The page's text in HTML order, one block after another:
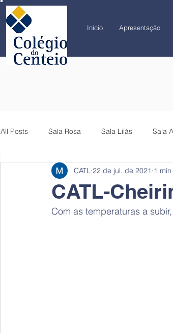
Início Apresentação
All Posts Sala Rosa Sala Lilás Sala
5.º ano 6.º ano CATL
CATL-
CATL 22 de jul. de 2021 1
Com as temperaturas a